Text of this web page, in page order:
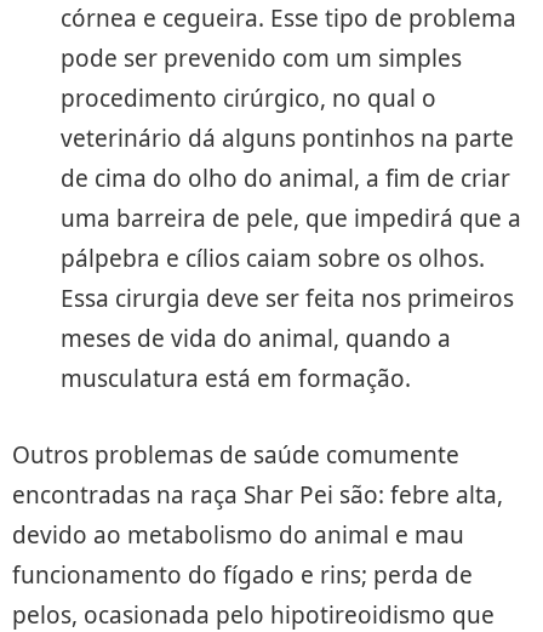
córnea e cegueira. Esse tipo de problema
pode ser prevenido com um simples
procedimento cirúrgico, no qual o
veterinário dá alguns pontinhos na parte
de cima do olho do animal, a fim de criar
uma barreira de pele, que impedirá que a
pálpebra e cílios caiam sobre os olhos.
Essa cirurgia deve ser feita nos primeiros
meses de vida do animal, quando a
musculatura está em formação.
Outros problemas de saúde comumente
encontradas na raça Shar Pei são: febre alta,
devido ao metabolismo do animal e mau
funcionamento do fígado e rins; perda de
pelos, ocasionada pelo hipotireoidismo que